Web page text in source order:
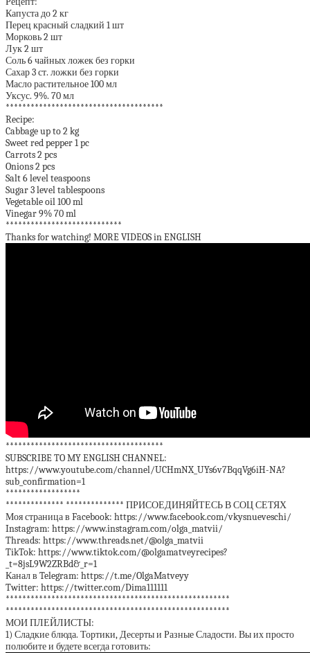
Капуста до 2 кг
Перец красный сладкий 1 шт
Морковь 2 шт
Лук 2 шт
Соль 6 чайных ложек без горки
Сахар 3 ст. ложки без горки
Масло растительное 100 мл
Уксус. 9%. 70 мл
**************************************
Recipe:
Cabbage up to 2 kg
Sweet red pepper 1 pc
Carrots 2 pcs
Onions 2 pcs
Salt 6 level teaspoons
Sugar 3 level tablespoons
Vegetable oil 100 ml
Vinegar 9% 70 ml
****************************
Thanks for watching! MORE VIDEOS in ENGLISH
**************************************
SUBSCRIBE TO MY ENGLISH CHANNEL:
https://www.youtube.com/channel/UCHmNX_UYs6v7BqqVg6iH-NA?
sub_confirmation=1
******************
************** ************** ПРИСОЕДИНЯЙТЕСЬ В СОЦ СЕТЯХ
Моя страница в Facebook: https://www.facebook.com/vkysnueveschi/
Instagram: https://www.instagram.com/olga_matvii/
Threads: https://www.threads.net/@olga_matvii
TikTok: https://www.tiktok.com/@olgamatveyrecipes?
_t=8jsL9W2ZRBd&_r=1
Канал в Telegram: https://t.me/OlgaMatveyy
Twitter: https://twitter.com/Dima111111
******************************************************
******************************************************
МОИ ПЛЕЙЛИСТЫ:
1) Сладкие блюда. Тортики, Десерты и Разные Сладости. Вы их просто
полюбите и будете всегда готовить: